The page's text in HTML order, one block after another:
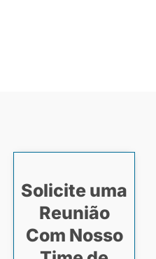
Solicite uma
Reunião
Com Nosso